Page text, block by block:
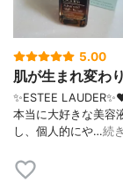
5.00
肌が生まれ変わ
✨ESTEE
本当に大好きな美容
し、個人的にや…続